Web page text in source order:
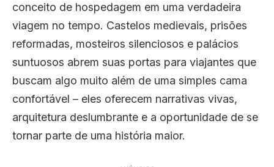
conceito de hospedagem em uma verdadeira
viagem no tempo. Castelos medievais, prisões
reformadas, mosteiros silenciosos e palácios
suntuosos abrem suas portas para viajantes que
buscam algo muito além de uma simples cama
confortável – eles oferecem narrativas vivas,
arquitetura deslumbrante e a oportunidade de se
tornar parte de uma história maior.